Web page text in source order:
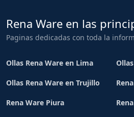
Rena Ware en las
Paginas dedicadas con toda la
Ollas Rena Ware en Lima
Ollas Rena Ware en Trujillo
Rena Ware Piura